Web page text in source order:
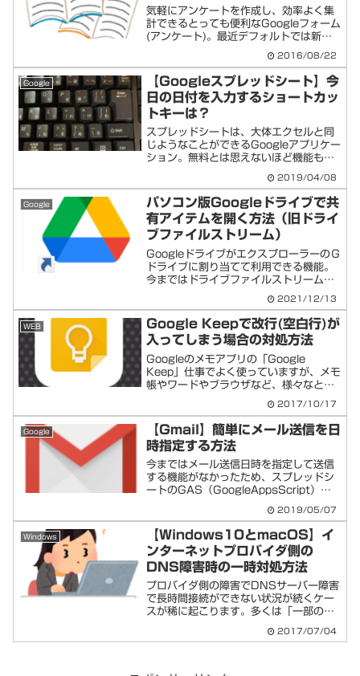
気軽にアンケートを作成し、効率よく集
計できるとっても便利なGoogleフォーム
(アンケート)。最近デフォルトでは新し
「…ですが正直このフォームは使いにく
い！」と思う方は私だけではないと思い
ます。今回は以前の...
2016/08/22
Google
【Googleスプレッドシート】今
日の日付を入力するショートカッ
トキーは？
スプレッドシートは、大体エクセルと同
じようなことができるGoogleアプリケー
ション。無料とは思えないほど機能も充
で、「今日の日付を入力する」ときによ
く使うショートカットキーのCtrl＋；
（セミコロン...
2019/04/08
Google
パソコン版Googleドライブで共
有アイテムを開く方法（旧ドライ
ブファイルストリーム）
GoogleドライブがエクスプローラーのＧ
ドライブに割り当てて利用できる機能。
今まではドライブファイルストリームと
ませんでしたが最近「パソコン版Google
ドライブ」として一般アカウントでもＧ
ドライブが使...
2021/12/13
WEB
Google Keepで改行(空白行)が
入ってしまう場合の対処方法
Googleのメモアプリの「Google
Keep」仕事でよく使っていますが、メモ
帳やワードやブラウザなど、様々なとこ
に、なぜか「完了」をした後に、無駄な
改行が入ってしまいます。対処方法はい
くつかあります...
2017/10/17
Google
【Gmail】簡単にメール送信を日
時指定する方法
今まではメール送信日時を指定して送信
する機能がなかったため、スプレッドシ
ートのGAS（GoogleAppsScript）を
のトリガーで日時指定する方法でした。
そして2019年4月末頃についにGmai...
2019/05/07
Windows
【Windows10とmacOS】イ
ンターネットプロバイダ側の
DNS障害時の一時対処方法
プロバイダ側の障害でDNSサーバー障害
で長時間接続ができない状況が続くケー
スが稀に起こります。多くは「一部のサ
に挙げられます。そういった場合の対処
2017/07/04